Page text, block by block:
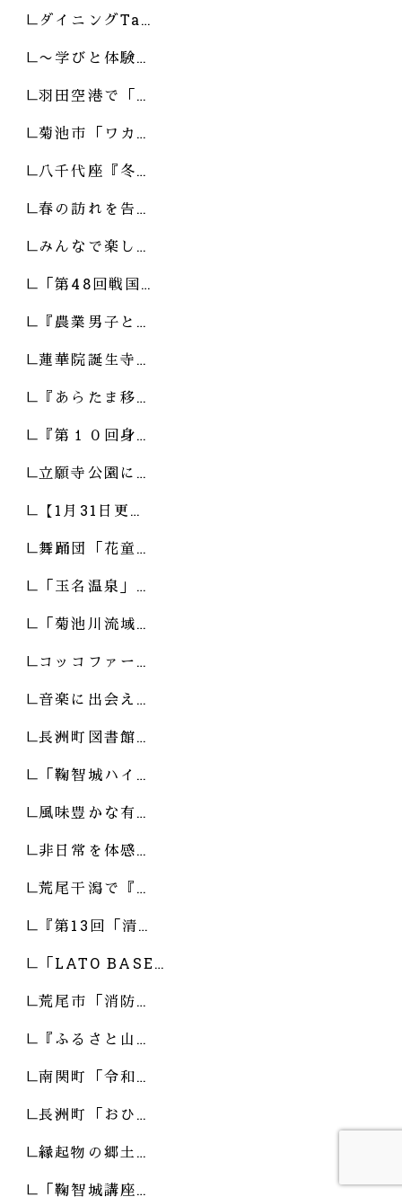
ダイニングTa…
〜学びと体験…
羽田空港で「…
菊池市「ワカ…
八千代座『冬…
春の訪れを告…
みんなで楽し…
「第48回戦国…
『農業男子と…
蓮華院誕生寺…
『あらたま移…
『第１０回身…
立願寺公園に…
【1月31日更…
舞踊団「花童…
「玉名温泉」…
「菊池川流域…
コッコファー…
音楽に出会え…
長洲町図書館…
「鞠智城ハイ…
風味豊かな有…
非日常を体感…
荒尾干潟で『…
『第13回「清…
「LATO BASE…
荒尾市「消防…
『ふるさと山…
南関町「令和…
長洲町「おひ…
縁起物の郷土…
「鞠智城講座…